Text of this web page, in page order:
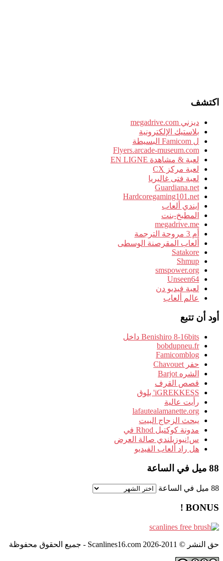
اكتشف
ديزني megadrive.com
بلاستيك الإلكترونية
ل Famicom البسيطة
Flyers.arcade-museum.com
لعبة & مشاهدة EN LIGNE
لعبة مركز CX
لعبة فتى غاليريا
Guardiana.net
Hardcoregaming101.net
إيندي ألعاب
المطبخ-بنت
megadrive.me
أم 3 مروحة الترجمة
ألعاب المقرصنة الوسطى
Satakore
Shmup
smspower.org
Unseen64
لعبة فيديو دن
عالم ألعاب
أود أن تتبع
Benishiro 8-16bits داخل
bobdupneu.fr
Famicomblog
حفر Chavouet
الشره Barjot
قصص القرف
iGREKKESS' بلوق
رأيت عالية
lafautealamanette.org
يبحث الزجاج البيت
مدونة كوكتيل Rhod في
س!نيوزيلندي صالة العرض
هل راد ألعاب الفيديو
88 ميل في الساعة
88 ميل في الساعة
BONUS !
حق النشر © 2011-2026 Scanlines16.com - جميع الحقوق محفوظة